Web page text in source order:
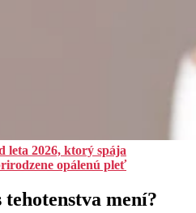
leta 2026, ktorý spája
opálenú pleť
mení?